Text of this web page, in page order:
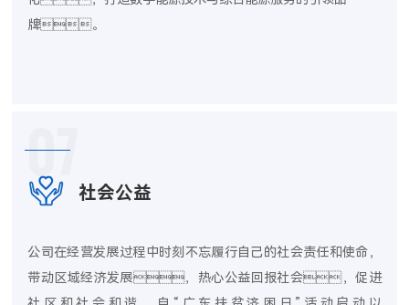
牌。
07
社会公益
公司在经营发展过程中时刻不忘履行自己的社会责任和使命，
带动区域经济发展，热心公益回报社会，促进